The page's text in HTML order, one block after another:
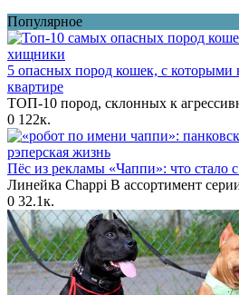
Популярное
5 опасных пород кошек, с которыми
квартире
ТОП-10 пород, склонных к
0 122к.
Пёс из рекламы «Чаппи»: что стало
Линейка Chappi В ассортимент
0 32.1к.